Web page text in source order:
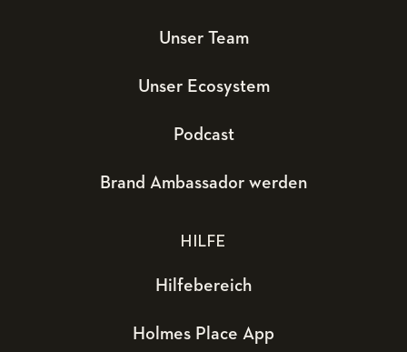
Unser Team
Unser Ecosystem
Podcast
Brand Ambassador werden
HILFE
Hilfebereich
Holmes Place App